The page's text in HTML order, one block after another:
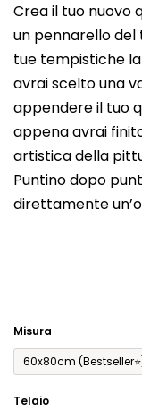
Crea il tuo nuovo
un pennarello
tue tempistiche
avrai scelto una
appendere il tuo
appena avrai
artistica della
Puntino dopo
direttamente
Misura
60x80cm
Telaio
media
del
prodotto
è
0,0
su
5
stelle.